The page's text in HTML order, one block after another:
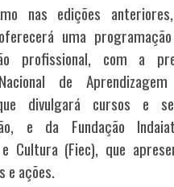
nas edições
uma
profissional, com a
de
divulgará cursos e
e da Fundação
e Cultura (Fiec), que
e ações.